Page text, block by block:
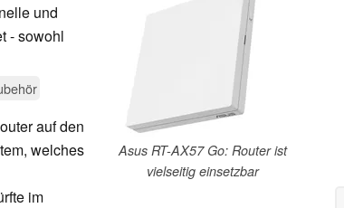
Asus RT-AX57 Go: Router ist
vielseitig einsetzbar
und
- sowohl
auf den
welches
im